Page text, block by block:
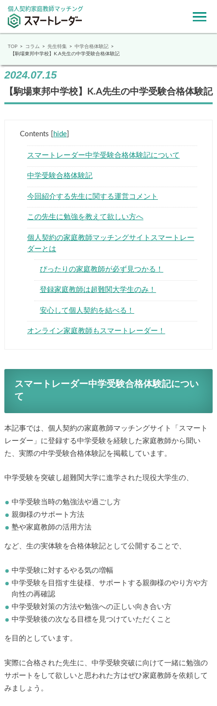
個人契約家庭教師マッチング
▶
TOP コラム 先生特集
中学合格体験記
【駒場東邦中学校】K.A先生の中学受験合格体験記
2024.07.15
【駒場東邦中学校】K.A先生の中学受験合格体験記
Contents hide]
スマートレーダー中学受験合格体験記について
中学受験合格体験記
今回紹介する先生に関する運営コメント
この先生に勉強を教えて欲しい方へ
個人契約の家庭教師マッチングサイトスマートレー
ダーとは
ぴったりの家庭教師が必ず見つかる！
登録家庭教師は超難関大学生のみ！
安心して個人契約を結べる！
オンライン家庭教師もスマートレーダー！
スマートレーダー中学受験合格体験記につい
て
本記事では、個人契約の家庭教師マッチングサイト「スマート
レーダー」に登録する中学受験を経験した家庭教師から聞い
た、実際の中学受験合格体験記を掲載しています。
中学受験を突破し超難関大学に進学された現役大学生の、
中学受験当時の勉強法や過ごし方
親御様のサポート方法
塾や家庭教師の活用方法
など、生の実体験を合格体験記として公開することで、
中学受験に対するやる気の増幅
中学受験を目指す生徒様、サポートする親御様のやり方や方
向性の再確認
中学受験対策の方法や勉強への正しい向き合い方
中学受験後の次なる目標を見つけていただくこと
を目的としています。
実際に合格された先生に、中学受験突破に向けて一緒に勉強の
サポートをして欲しいと思われた方はぜひ家庭教師を依頼して
みましょう。